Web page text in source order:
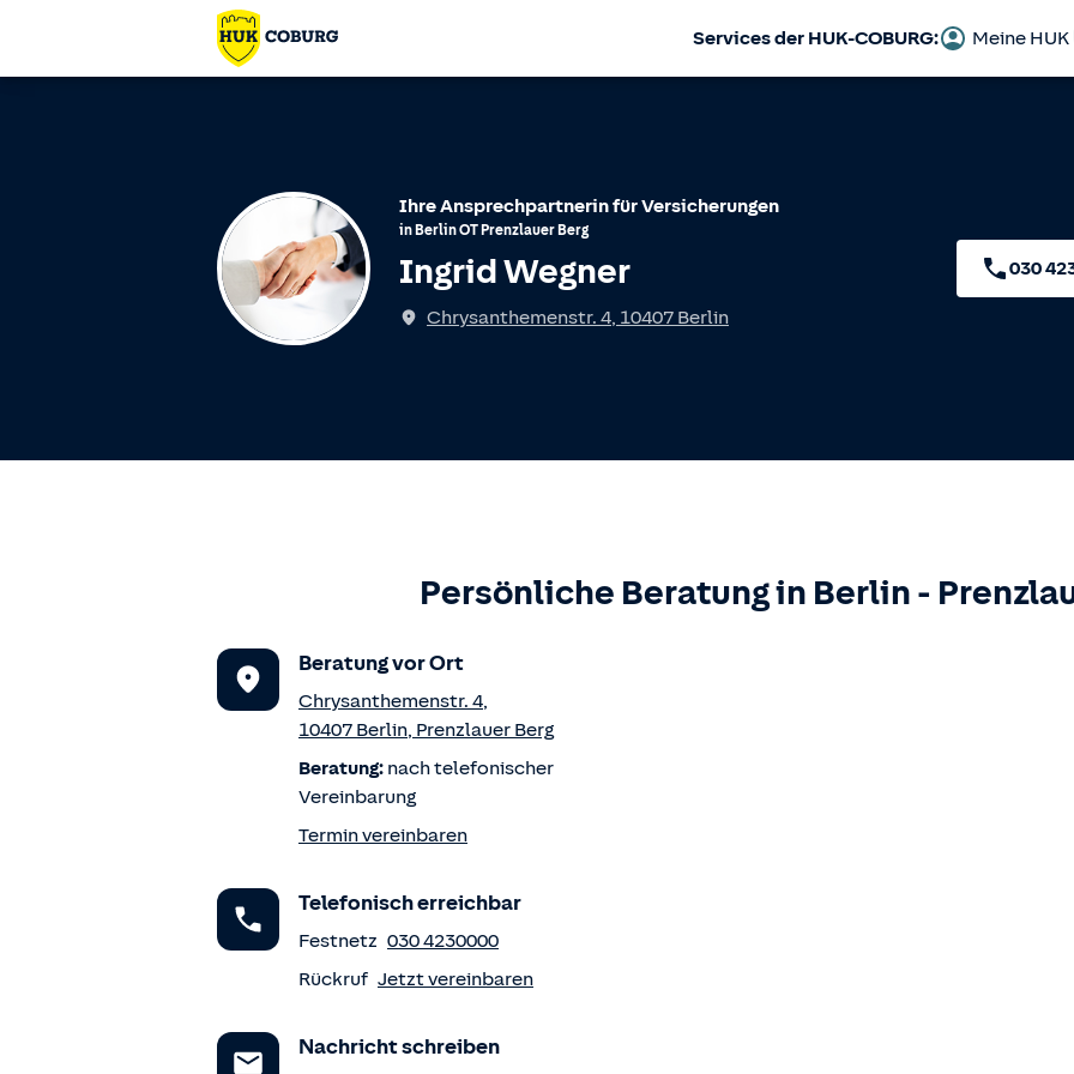
Services der HUK-COBURG: Meine HUK
Ihre Ansprechpartnerin für Versicherungen
in BerlinOT Prenzlauer Berg
Ingrid Wegner
Chrysanthemenstr. 4, 10407 Berlin
030
Persönliche Beratung in Berlin -
Beratung vor Ort
Chrysanthemenstr. 4,
10407 Berlin, Prenzlauer Berg
Beratung: nach telefonischer
Vereinbarung
Termin vereinbaren
Telefonisch erreichbar
Festnetz 030 4230000
Rückruf Jetzt vereinbaren
Nachricht schreiben